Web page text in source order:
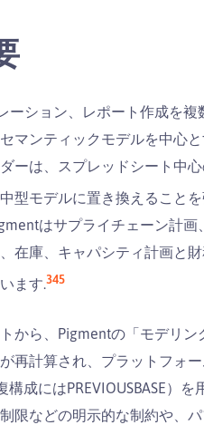
ーション、レポート作成を
マンティックモデルを中心
ーは、スプレッドシート中
型モデルに置き換えること
はサプライチェーン計
在庫、キャパシティ計画と
ます.345
から、Pigmentの「モデリ
再計算され、プラットフォ
構成にはPREVIOUSBASE）
限などの明示的な制約や、